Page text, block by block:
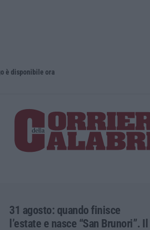
è disponibile ora
31 agosto: quando finisce
l’estate e nasce “San Brunori”. Il